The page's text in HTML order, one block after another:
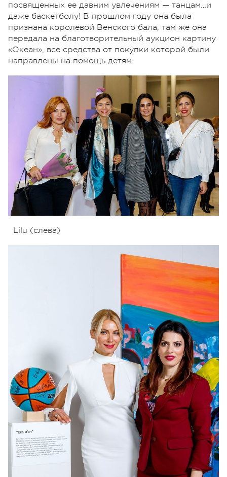
посвященных ее давним увлечениям — танцам…и
даже баскетболу! В прошлом году она была
признана королевой Венского бала, там же она
передала на благотворительный аукцион картину
«Океан», все средства от покупки которой были
направлены на помощь детям.
Lilu (слева)